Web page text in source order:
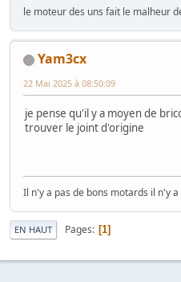
le moteur des uns fait le malheur
Yam3cx
22 Mai 2025 à 08:50:09
je pense qu'il y a moyen de
trouver le joint d'origine
Il n'y a pas de bons motards il n'y
EN HAUT Pages 1